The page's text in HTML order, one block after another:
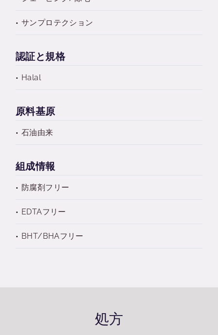
サンプロテクション
認証と規格
Halal
原料基原
石油由来
組成情報
防腐剤フリー
EDTAフリー
BHT/BHAフリー
処方